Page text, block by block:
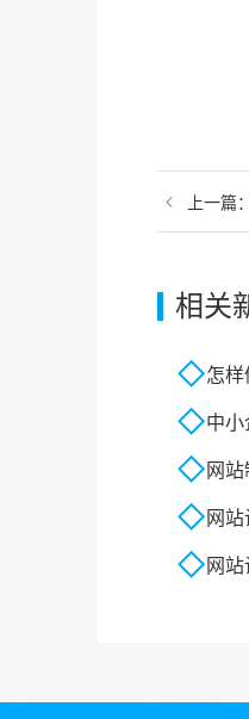
上一篇：
相关
怎样
中
网
网
网